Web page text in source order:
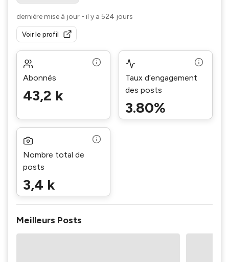
dernière mise à jour - il y a 524 jours
Voir le profil
Abonnés
43,2 k
Taux d’engagement
des posts
3.80%
Nombre total de
posts
3,4 k
Meilleurs Posts